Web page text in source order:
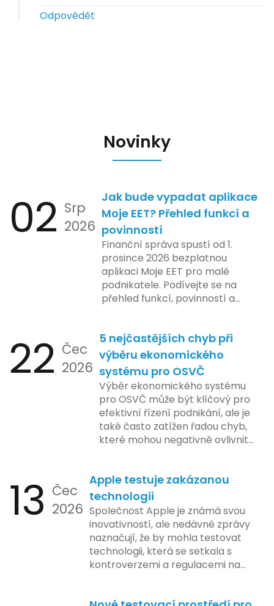
Odpovědět
Novinky
02 Srp
2026
Jak bude vypadat aplikace
Moje EET? Přehled funkcí a
povinností
Finanční správa spustí od 1.
prosince 2026 bezplatnou
aplikaci Moje EET pro malé
podnikatele. Podívejte se na
přehled funkcí, povinností a
22 Čec
2026
5 nejčastějších chyb při
výběru ekonomického
systému pro OSVČ
Výběr ekonomického systému
pro OSVČ může být klíčový pro
efektivní řízení podnikání, ale je
také často zatížen řadou chyb,
které mohou negativně ovlivnit
by se podnikatelé měli vyvarovat.
13 Čec
2026
Apple testuje zakázanou
technologii
Společnost Apple je známá svou
inovativností, ale nedávné zprávy
naznačují, že by mohla testovat
technologii, která se setkala s
kontroverzemi a regulacemi na